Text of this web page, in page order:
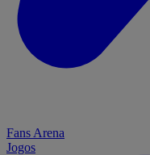
Fans Arena
Jogos